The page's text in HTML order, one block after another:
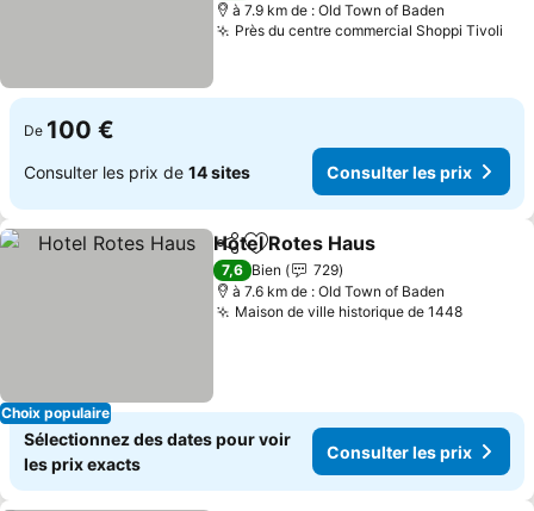
à 7.9 km de : Old Town of Baden
Près du centre commercial Shoppi Tivoli
De 100 €
Consulter les prix de 14 sites Consulter les prix
Choix populaire
PartagerAjouter à mes favoris
Hotel Rotes Haus
7,6 Bien
729
à 7.6 km de : Old Town of Baden
Maison de ville historique de 1448
Sélectionnez des dates pour voir
les prix exacts
Consulter les prix